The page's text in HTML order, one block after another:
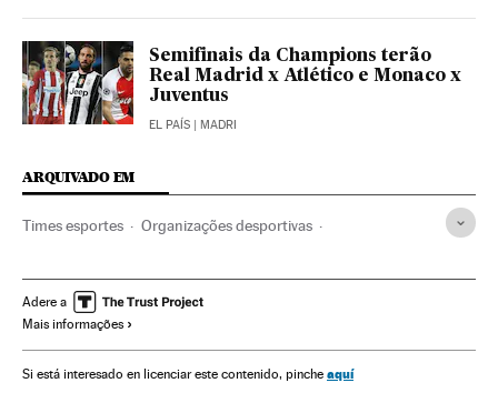
Semifinais da Champions terão
Real Madrid x Atlético e Monaco x
Juventus
EL PAÍS | MADRI
ARQUIVADO EM
Times esportes Organizações desportivas
Campeonato espanhol Real Madrid
Primeira divisão
Champions League 2016/2017 Champions League
Adere a
Mais informações
Si está interesado en licenciar este contenido, pinche aquí